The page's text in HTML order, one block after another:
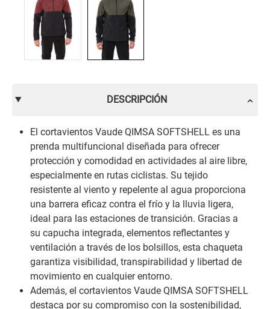
DESCRIPCIÓN
El cortavientos Vaude QIMSA SOFTSHELL es una
prenda multifuncional diseñada para ofrecer
protección y comodidad en actividades al aire libre,
especialmente en rutas ciclistas. Su tejido
resistente al viento y repelente al agua proporciona
una barrera eficaz contra el frío y la lluvia ligera,
ideal para las estaciones de transición. Gracias a
su capucha integrada, elementos reflectantes y
ventilación a través de los bolsillos, esta chaqueta
garantiza visibilidad, transpirabilidad y libertad de
movimiento en cualquier entorno.
Además, el cortavientos Vaude QIMSA SOFTSHELL
destaca por su compromiso con la sostenibilidad,